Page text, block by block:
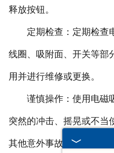
释放按钮。
定期检查：定期检查
线圈、吸附面、开关等部
用并进行维修或更换。
谨慎操作：使用电磁
突然的冲击、摇晃或不当
其他意外事故。